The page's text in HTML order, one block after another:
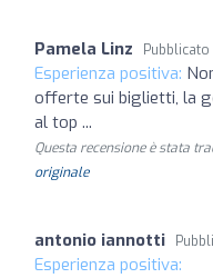
Pamela Linz
Esperienza positiva:
offerte sui biglietti, la
al top ...
Questa recensione è stata
originale
antonio iannotti
Esperienza positiva: